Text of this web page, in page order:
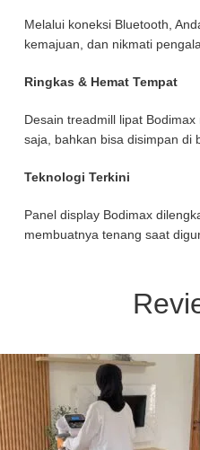
Melalui koneksi Bluetooth,
kemajuan, dan nikmati
Ringkas & Hemat Tempat
Desain treadmill lipat
saja, bahkan bisa disimpan di
Teknologi Terkini
Panel display Bodimax
membuatnya tenang saat